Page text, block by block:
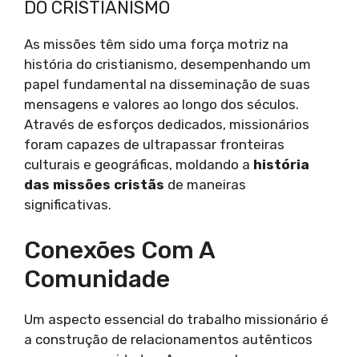
DO CRISTIANISMO
As missões têm sido uma força motriz na
história do cristianismo, desempenhando um
papel fundamental na disseminação de suas
mensagens e valores ao longo dos séculos.
Através de esforços dedicados, missionários
foram capazes de ultrapassar fronteiras
culturais e geográficas, moldando a história
das missões cristãs de maneiras
significativas.
Conexões Com A
Comunidade
Um aspecto essencial do trabalho missionário é
a construção de relacionamentos autênticos